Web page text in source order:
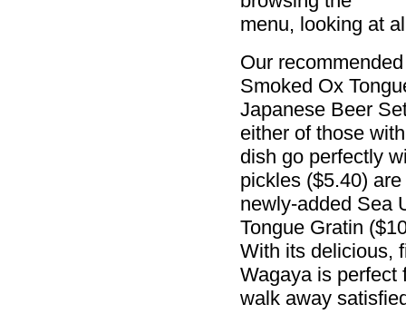
menu, looking at
Our
Smoked Ox
Japanese Beer
either of those
dish go perfectly
pickles ($5.40)
newly-added Sea
Tongue Gratin
With its delicious,
Wagaya is perfect
walk away